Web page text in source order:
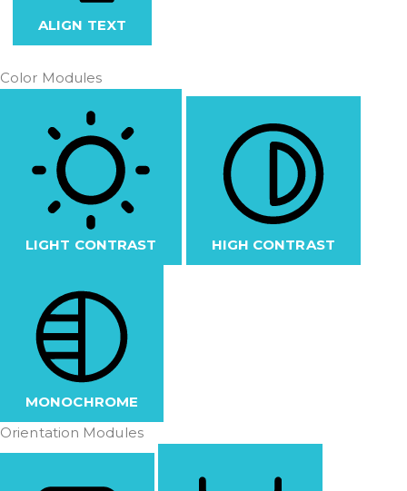
ALIGN TEXT
Color Modules
LIGHT CONTRAST HIGH CONTRAST
MONOCHROME
Orientation Modules